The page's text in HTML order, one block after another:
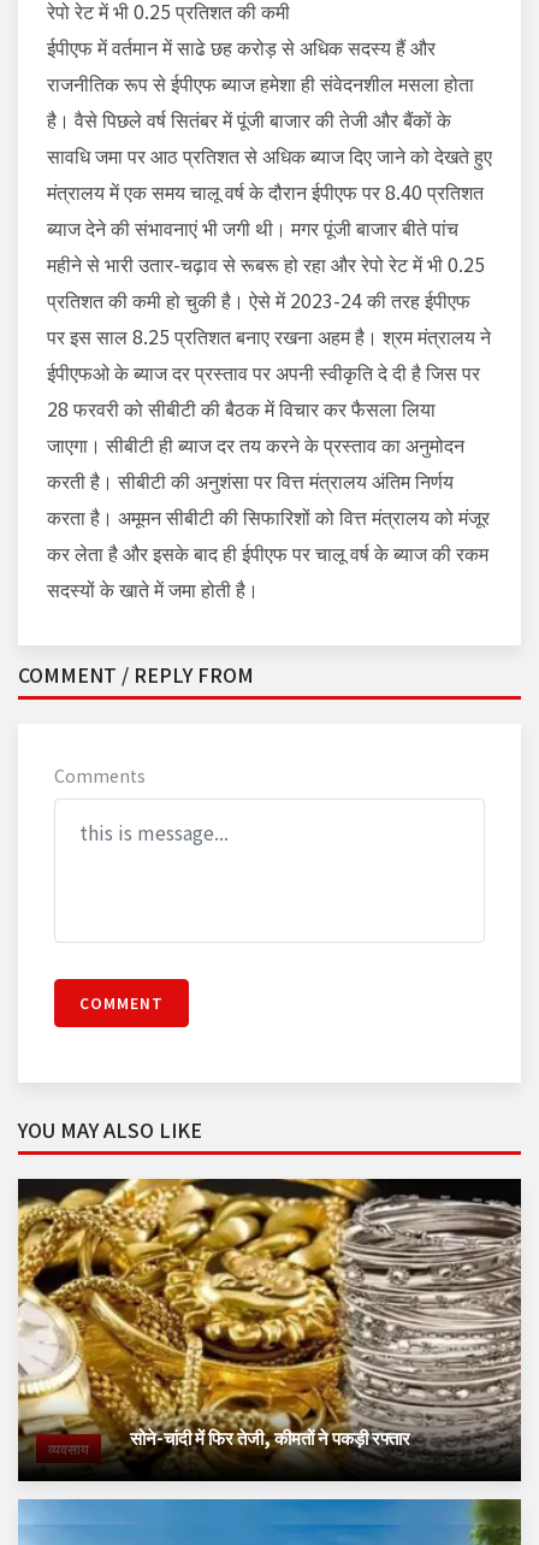
रेपो रेट में भी 0.25 प्रतिशत की कमी
ईपीएफ में वर्तमान में साढे छह करोड़ से अधिक सदस्य हैं और
राजनीतिक रूप से ईपीएफ ब्याज हमेशा ही संवेदनशील मसला होता
है। वैसे पिछले वर्ष सितंबर में पूंजी बाजार की तेजी और बैंकों के
सावधि जमा पर आठ प्रतिशत से अधिक ब्याज दिए जाने को देखते हुए
मंत्रालय में एक समय चालू वर्ष के दौरान ईपीएफ पर 8.40 प्रतिशत
ब्याज देने की संभावनाएं भी जगी थी। मगर पूंजी बाजार बीते पांच
महीने से भारी उतार-चढ़ाव से रूबरू हो रहा और रेपो रेट में भी 0.25
प्रतिशत की कमी हो चुकी है। ऐसे में 2023-24 की तरह ईपीएफ
पर इस साल 8.25 प्रतिशत बनाए रखना अहम है। श्रम मंत्रालय ने
ईपीएफओ के ब्याज दर प्रस्ताव पर अपनी स्वीकृति दे दी है जिस पर
28 फरवरी को सीबीटी की बैठक में विचार कर फैसला लिया
जाएगा। सीबीटी ही ब्याज दर तय करने के प्रस्ताव का अनुमोदन
करती है। सीबीटी की अनुशंसा पर वित्त मंत्रालय अंतिम निर्णय
करता है। अमूमन सीबीटी की सिफारिशों को वित्त मंत्रालय को मंजूर
कर लेता है और इसके बाद ही ईपीएफ पर चालू वर्ष के ब्याज की रकम
सदस्यों के खाते में जमा होती है।
COMMENT / REPLY FROM
Comments
COMMENT
YOU MAY ALSO LIKE
व्यवसाय सोने-चांदी में फिर तेजी, कीमतों ने पकड़ी रफ्तार